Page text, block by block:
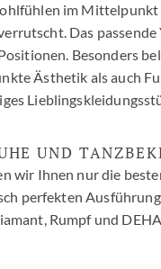
im
Das
Besonders
Ästhetik als auch
UND
wir Ihnen nur die
perfekten
Rumpf und